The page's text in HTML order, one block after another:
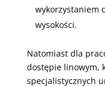
wykorzystaniem
wysokości.
Natomiast dla
dostępie linowym,
specjalistycznych